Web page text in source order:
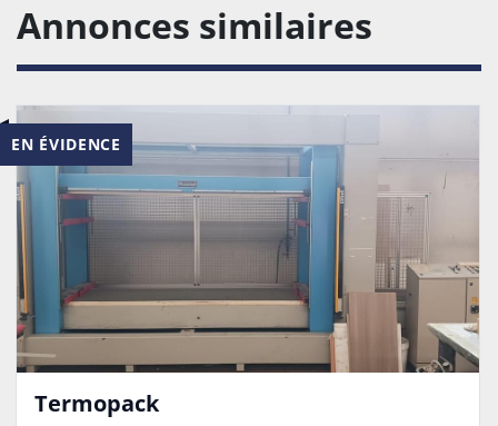
Annonces similaires
EN ÉVIDENCE
Termopack